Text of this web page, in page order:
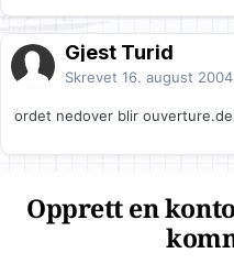
Gjest Turid
Skrevet 16. august 2004
ordet nedover blir
Opprett en